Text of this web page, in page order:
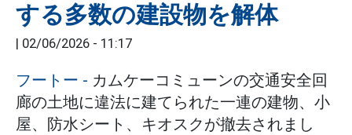
する多数の建設物を解体
02/06/2026 - 11:17
フートー - カムケーコミューンの交通安全回
廊の土地に違法に建てられた一連の建物、小
屋、防水シート、キオスクが撤去されまし